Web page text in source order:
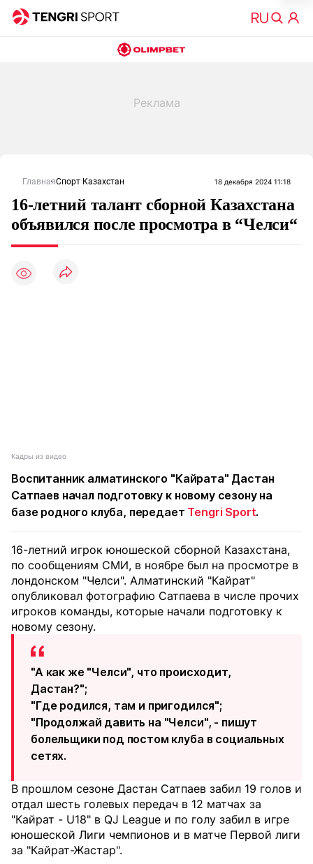
ГлавнаяСпорт Казахстан 18 декабря 2024 11:18
16-летний талант сборной Казахстана
объявился после просмотра в “Челси“
Кадры из видео
Воспитанник алматинского "Кайрата" Дастан
Сатпаев начал подготовку к новому сезону на
базе родного клуба, передает Tengri Sport.
16-летний игрок юношеской сборной Казахстана,
по сообщениям СМИ, в ноябре был на просмотре в
лондонском "Челси". Алматинский "Кайрат"
опубликовал фотографию Сатпаева в числе прочих
игроков команды, которые начали подготовку к
новому сезону.
"А как же "Челси", что происходит,
Дастан?";
"Где родился, там и пригодился";
"Продолжай давить на "Челси", - пишут
болельщики под постом клуба в социальных
сетях.
В прошлом сезоне Дастан Сатпаев забил 19 голов и
отдал шесть голевых передач в 12 матчах за
"Кайрат - U18" в QJ League и по голу забил в игре
юношеской Лиги чемпионов и в матче Первой лиги
за "Кайрат-Жастар".